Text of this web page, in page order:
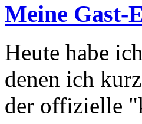
Meine Gast-
Heute habe
denen ich
der offizielle